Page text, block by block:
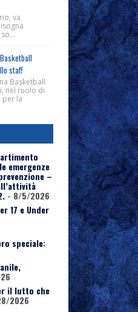
va
staff
Basketball
nel ruolo di
per la
emergenze
–
- 8/5/2026
17 e Under
speciale:
il lutto che
2026